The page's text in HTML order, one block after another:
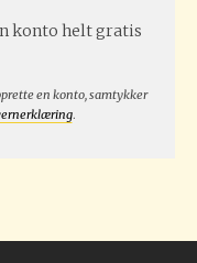
konto helt gratis
en konto, samtykker
.